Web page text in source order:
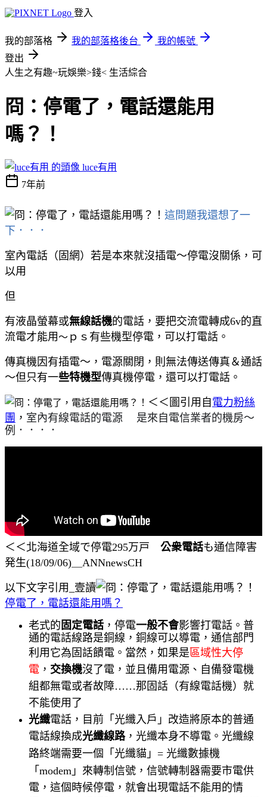
登入
我的部落格 我的部落格後台
我的帳號
登出
人生之有趣~玩娛樂>錢< 生活綜合
冏：停電了，電話還能用
嗎？！
luce有用
7年前
這問題我還想了一
下．．．
室內電話（固網）若是本來就沒插電～停電沒關係，可
以用
但
有液晶螢幕或無線話機的電話，要把交流電轉成6v的直
流電才能用～ ｐｓ有些機型停電，可以打電話。
傳真機因有插電～，電源關閉，則無法傳送傳真＆通話
～但只有一些特機型傳真機停電，還可以打電話。
＜＜圖引用自電力粉絲
團 ， 室內有線電話的電源
是來自電信業者的機房～
例．．．．
＜＜北海道全域で停電295万戸 公衆電話も通信障害
発生(18/09/06)＿ANNnewsCH
以下文字引用_壹讀
停電了，電話還能用嗎？
老式的固定電話 ，停電一般不會影響打電話。普
通的電話線路是銅線，銅線可以導電，通信部門
利用它為固話饋電。 當然，如果是區域性大停
電 ， 交換機沒了電，並且備用電源、自備發電機
組都無電或者故障……那固話（有線電話機）就
不能使用了
光纖電話，目前「光纖入戶」改造將原本的普通
電話線換成光纖線路，光纖本身不導電。光纖線
路終端需要一個「光纖貓」= 光纖數據機
「modem」 來轉制信號，信號轉制器需要市電供
電，這個時候停電，就會出現電話不能用的情